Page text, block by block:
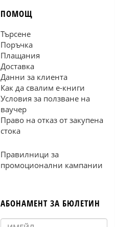
ПОМОЩ
Търсене
Поръчка
Плащания
Доставка
Данни за клиента
Как да свалим е-книги
Условия за ползване на
ваучер
Право на отказ от закупена
стока
Правилници за
промоционални кампании
АБОНАМЕНТ ЗА БЮЛЕТИН